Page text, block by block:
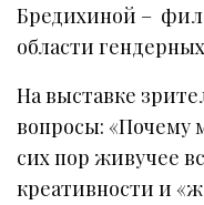
Бредихиной –
области
На выставке
вопросы:
сих пор живучее
креативности и